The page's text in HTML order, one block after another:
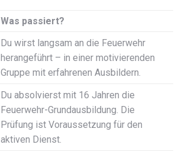
Was passiert?
Du wirst langsam an die Feuerwehr
herangeführt – in einer motivierenden
Gruppe mit erfahrenen Ausbildern.
Du absolvierst mit 16 Jahren die
Feuerwehr-Grundausbildung. Die
Prüfung ist Voraussetzung für den
aktiven Dienst.